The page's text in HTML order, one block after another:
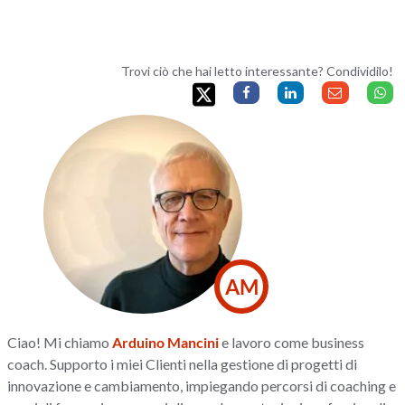
Trovi ciò che hai letto interessante? Condividilo!
AM
Ciao! Mi chiamo Arduino Mancinie lavoro come business
coach. Supporto i miei Clienti nella gestione di progetti di
innovazione e cambiamento, impiegando percorsi di coaching e